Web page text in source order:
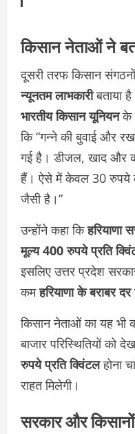
किसान नेताओं ने
दूसरी तरफ किसान
न्यूनतम लाभकारीबताया
भारतीय किसान यूनियनके
कि “गन्ने की बुवाई और
गई है। डीजल, खाद और
हैं। ऐसे में केवल 30 रुपये
जैसी है।”
उन्होंने कहा किहरियाणा
मूल्य 400 रुपये प्रति
इसलिए उत्तर प्रदेश
कमहरियाणा के बराबर दर
किसान नेताओं का यह भी
बाजार परिस्थितियों को
रुपये प्रति क्विंटलहोना
राहत मिलेगी।
सरकार और